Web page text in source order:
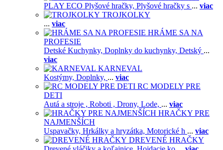
PLAY ECO Plyšové hračky, Plyšové hračky s ... viac
TROJKOLKY
... viac
HRÁME SA NA
PROFESIE
Detské Kuchynky, Doplnky do kuchynky, Detský ...
viac
KARNEVAL
Kostýmy, Doplnky, ... viac
RC MODELY PRE
DETI
Autá a stroje , Roboti , Drony, Lode, ... viac
HRAČKY PRE
NAJMENŠÍCH
Uspavačky, Hrkálky a hryzátka, Motorické h ... viac
DREVENÉ HRAČKY